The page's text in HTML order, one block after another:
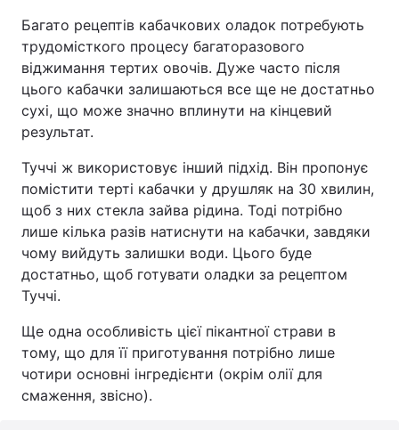
Багато рецептів кабачкових оладок потребують
трудомісткого процесу багаторазового
віджимання тертих овочів. Дуже часто після
цього кабачки залишаються все ще не достатньо
сухі, що може значно вплинути на кінцевий
результат.
Туччі ж використовує інший підхід. Він пропонує
помістити терті кабачки у друшляк на 30 хвилин,
щоб з них стекла зайва рідина. Тоді потрібно
лише кілька разів натиснути на кабачки, завдяки
чому вийдуть залишки води. Цього буде
достатньо, щоб готувати оладки за рецептом
Туччі.
Ще одна особливість цієї пікантної страви в
тому, що для її приготування потрібно лише
чотири основні інгредієнти (окрім олії для
смаження, звісно).